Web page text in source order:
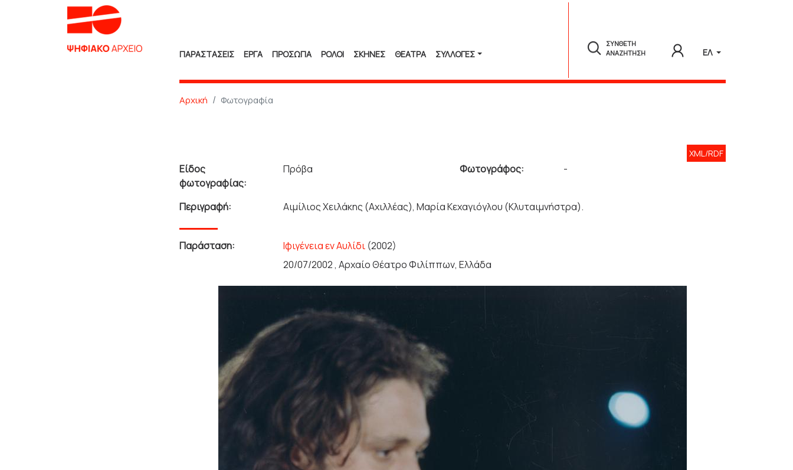
ΠΑΡΑΣΤΑΣΕΙΣ ΕΡΓΑ ΠΡΟΣΩΠΑ ΡΟΛΟΙ ΣΚΗΝΕΣ ΘΕΑΤΡΑ ΣΥΛΛΟΓΈΣ
ΣΥΝΘΕΤΗ
ΑΝΑΖΗΤΗΣΗ
ΕΛ
Αρχική Φωτογραφία
XML/RDF
Είδος
φωτογραφίας:
Πρόβα Φωτογράφος: -
Περιγραφή: Αιμίλιος Χειλάκης (Αχιλλέας), Μαρία Κεχαγιόγλου (Κλυταιμνήστρα).
Παράσταση: Ιφιγένεια εν Αυλίδι (2002)
20/07/2002 , Αρχαίο Θέατρο Φιλίππων, Ελλάδα